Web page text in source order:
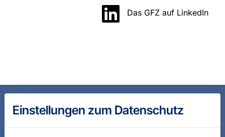
Das GFZ auf LinkedIn
Einstellungen zum Datenschutz